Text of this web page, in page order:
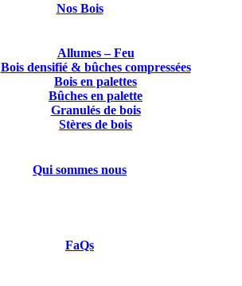
Nos Bois
Allumes – Feu
Bois densifié & bûches compressées
Bois en palettes
Bûches en palette
Granulés de bois
Stères de bois
Qui sommes nous
FaQs